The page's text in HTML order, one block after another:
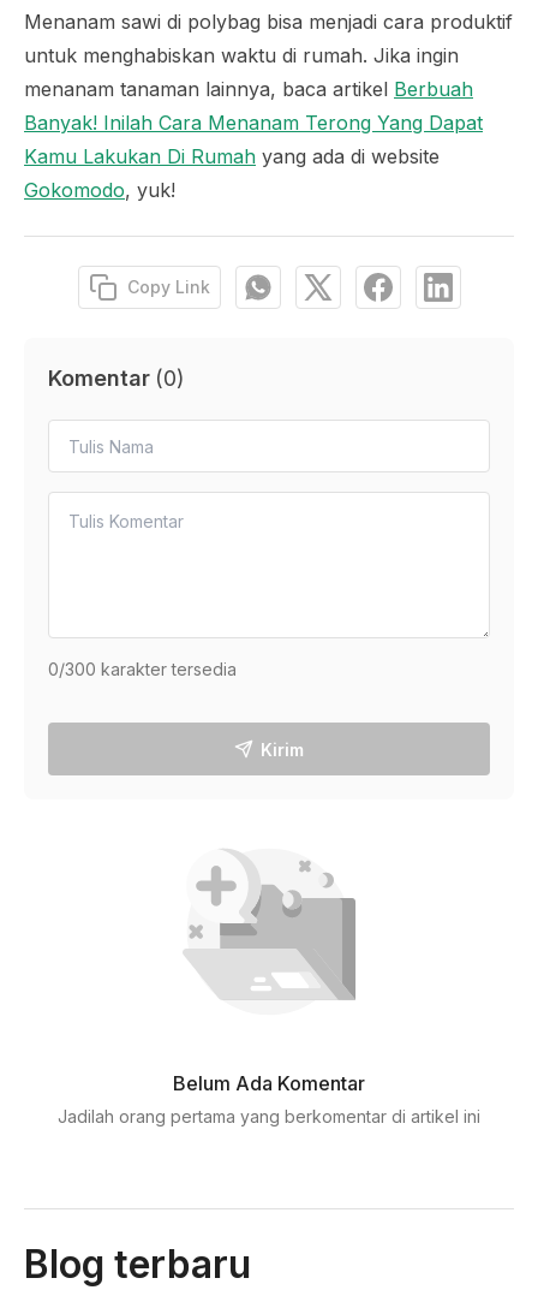
Menanam sawi di polybag bisa menjadi cara produktif
untuk menghabiskan waktu di rumah. Jika ingin
menanam tanaman lainnya, baca artikel Berbuah
Banyak! Inilah Cara Menanam Terong Yang Dapat
Kamu Lakukan Di Rumah yang ada di website
Gokomodo, yuk!
Copy Link
Komentar (0)
0/300 karakter tersedia
Kirim
Belum Ada Komentar
Jadilah orang pertama yang berkomentar di artikel ini
Blog terbaru